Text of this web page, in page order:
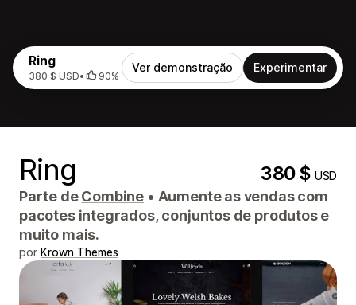
Ring
380 $ USD• 90%
Ver demonstração Experimentar
Ring 380 $USD
Parte deCombine • Aumente as vendas com
pacotes integrados, conjuntos de produtos e
muito mais.
por Krown Themes